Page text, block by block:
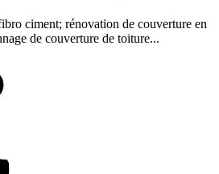
ciment; rénovation de couverture en
de couverture de toiture...